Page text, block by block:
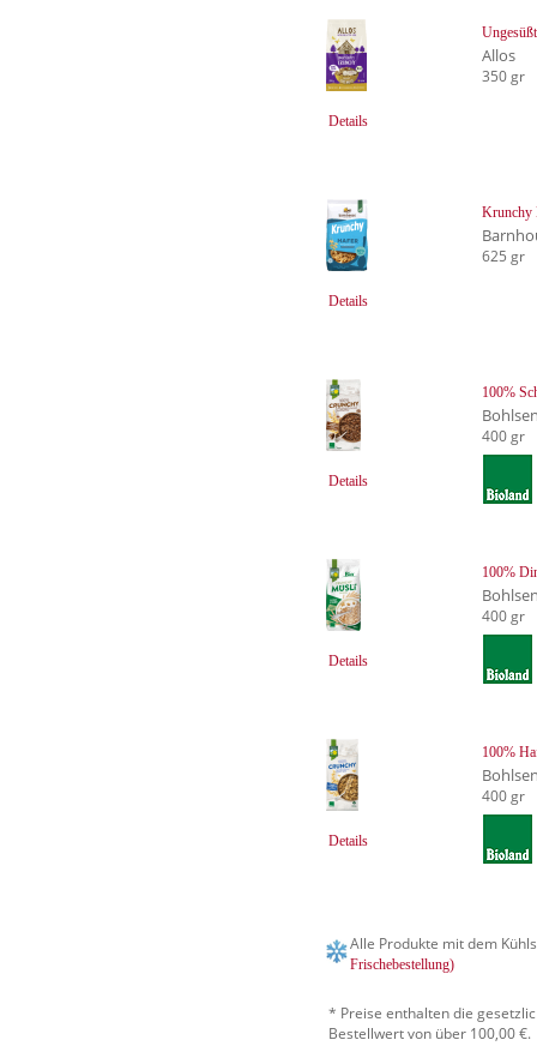
Details
Allos
350 gr
Details
Krunchy
625 gr
Details
100%
400 gr
Details
100%
400 gr
Details
100%
400 gr
Alle Produkte mit dem
Frischebestellung)
* Preise enthalten die
Bestellwert von über 100,00 €.